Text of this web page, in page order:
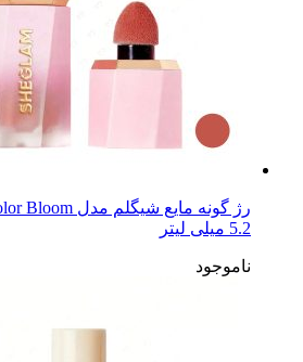
5.2 میلی لیتر
ناموجود